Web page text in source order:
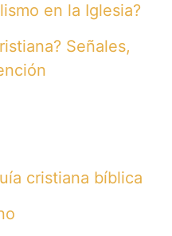
en la Iglesia?
Señales,
cristiana bíblica